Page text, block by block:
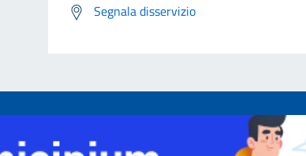
Segnala disservizio